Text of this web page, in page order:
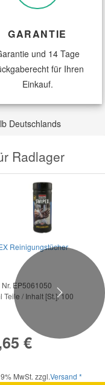
Fahrzeugkriterien:
Nutzlast [kg] -
Fahrzeugkriterien:
GARANTIE
und 14 Tage
für Ihren
Einkauf.
Deutschlands
Radlager
Reinigungstücher
EP5061050
Teile / Inhalt [St.]:100
€
MwSt. zzgl.Versand *
Next